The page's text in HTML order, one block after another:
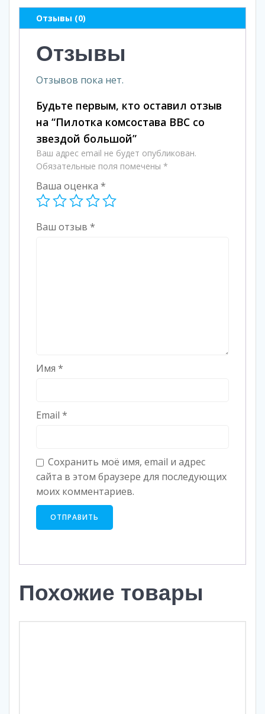
большой
Отзывы (0)
Отзывы
Отзывов пока нет.
Будьте первым, кто оставил отзыв
на “Пилотка комсостава ВВС со
звездой большой”
Ваш адрес email не будет опубликован.
Обязательные поля помечены *
Ваша оценка *
Ваш отзыв *
Имя *
Email *
Сохранить моё имя, email и адрес
сайта в этом браузере для последующих
моих комментариев.
Похожие товары